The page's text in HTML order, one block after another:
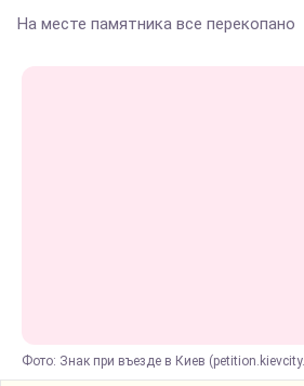
На месте памятника все перекопано
Фото: Знак при въезде в Киев